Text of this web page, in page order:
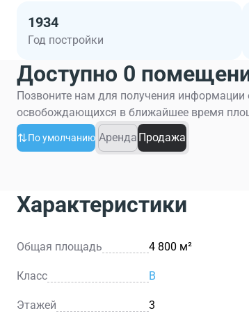
1934
Год постройки
Доступно 0
Позвоните нам для получения информации
освобождающихся в ближайшее время
По умолчанию Аренда Продажа
Характеристики
Общая площадь 4 800 м²
Класс B
Этажей 3